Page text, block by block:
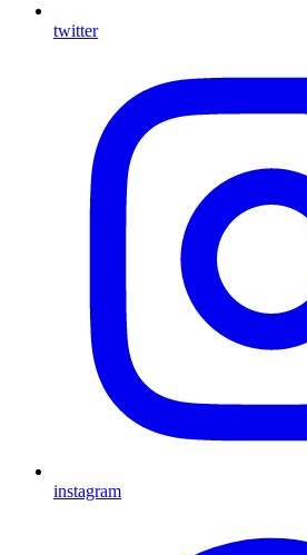
twitter
instagram